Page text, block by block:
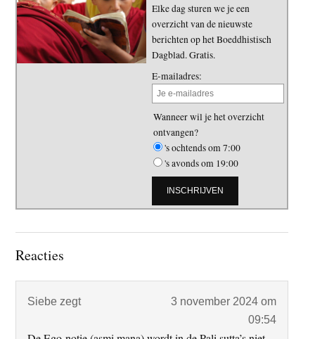
Elke dag sturen we je een
overzicht van de nieuwste
berichten op het Boeddhistisch
Dagblad. Gratis.
E-mailadres:
Wanneer wil je het overzicht
ontvangen?
's ochtends om 7:00
's avonds om 19:00
Lees
Reacties
Siebe zegt
3 november 2024 om
09:54